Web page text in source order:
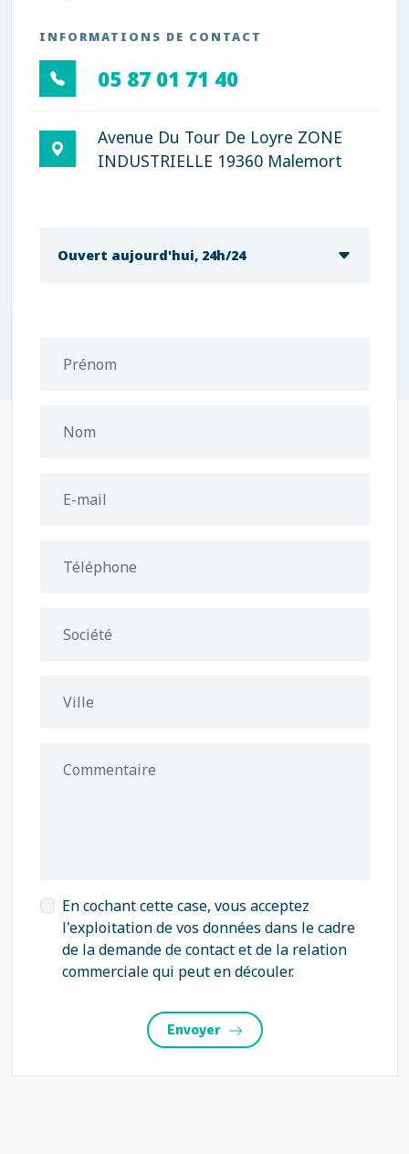
INFORMATIONS DE CONTACT
05 87 01 71 40
Avenue Du Tour De Loyre ZONE
INDUSTRIELLE 19360 Malemort
Ouvert aujourd'hui, 24h/24
Prénom
Nom
E-mail
Téléphone
Société
Ville
Commentaire
En cochant cette case, vous acceptez
l'exploitation de vos données dans le cadre
de la demande de contact et de la relation
commerciale qui peut en découler.
Envoyer